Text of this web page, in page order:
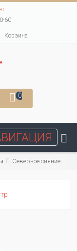
60
Корзина
0
Северное сияние